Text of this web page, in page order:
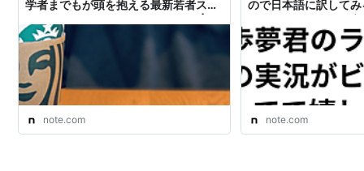
学者までもが頭を抱える最新若者スラ
育移住７年目（マレーシア→カナダ）
☕海外バイリンガル子育て
note.com
ので日本語に訳して
note.com